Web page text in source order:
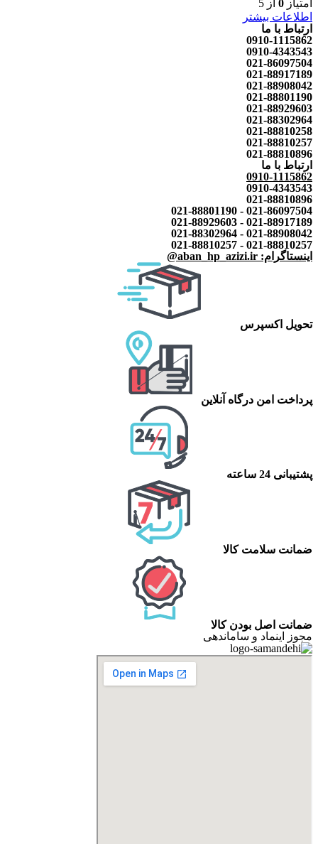
امتیاز 0 از 5
اطلاعات بیشتر
ارتباط با ما
0910-1115862
0910-4343543
021-86097504
021-88917189
021-88908042
021-88801190
021-88929603
021-88302964
021-88810258
021-88810257
021-88810896
ارتباط با ما
0910-1115862
0910-4343543
021-88810896
021-86097504 - 021-88801190
021-88917189 - 021-88929603
021-88908042 - 021-88302964
021-88810257 - 021-88810257
اینستاگرام: aban_hp_azizi.ir@
تحویل اکسپرس
پرداخت امن درگاه آنلاین
پشتیبانی 24 ساعته
ضمانت سلامت کالا
ضمانت اصل بودن کالا
مجوز اینماد و ساماندهی